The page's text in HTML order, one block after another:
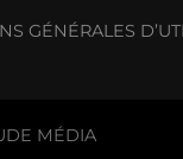
GÉNÉRALES
MÉDIA